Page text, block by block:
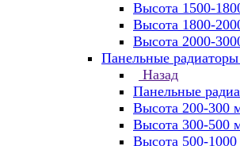
Высота 1500-
Высота 1800-
Высота 2000-
Панельные радиаторы
Назад
Панельные
Высота 200-300
Высота 300-500
Высота 500-